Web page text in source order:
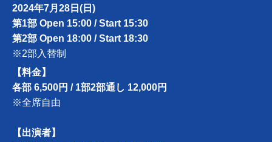
2024年7月28日(日)
第1部 Open 15:00 / Start 15:30
第2部 Open 18:00 / Start 18:30
※2部入替制
【料金】
各部 6,500円 / 1部2部通し 12,000円
※全席自由
【出演者】